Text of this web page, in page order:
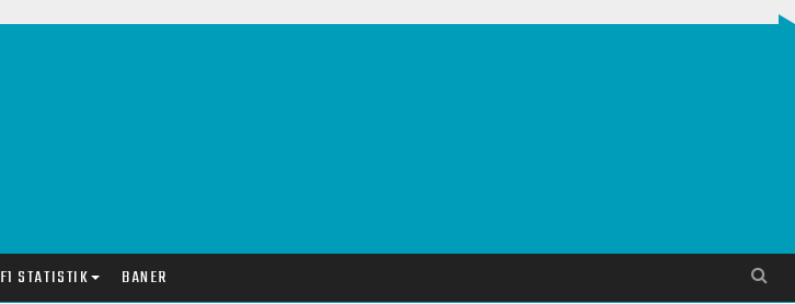
F1 STATISTIK BANER